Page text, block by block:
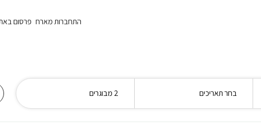
התחברות מארח פרסום
בחר תאריכים 2 מבוגרים